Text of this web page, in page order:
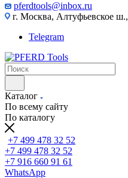
pferdtools@inbox.ru
г. Москва, Алтуфьевское
Telegram
Каталог
По всему сайту
По каталогу
+7 499 478 32 52
+7 499 478 32 52
+7 916 660 91 61
WhatsApp